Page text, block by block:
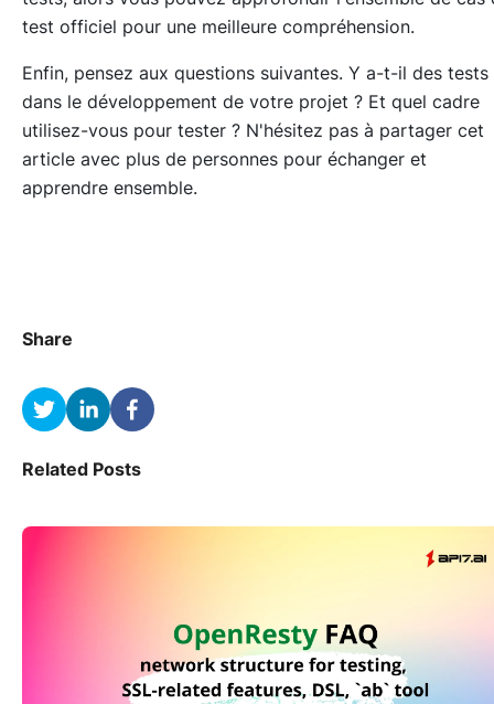
test officiel pour une meilleure compréhension.
Enfin, pensez aux questions suivantes. Y a-t-il des tests
dans le développement de votre projet ? Et quel cadre
utilisez-vous pour tester ? N'hésitez pas à partager cet
article avec plus de personnes pour échanger et
apprendre ensemble.
Share
Related Posts